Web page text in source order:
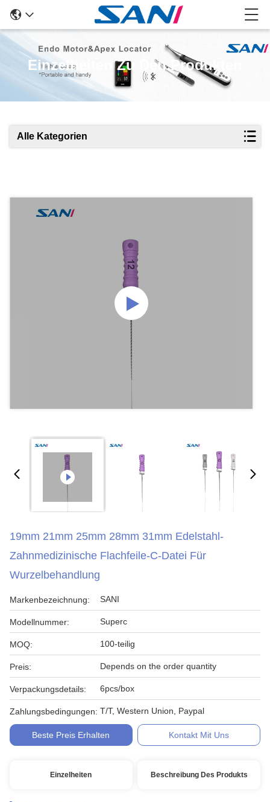
Einzelheiten Zu Den Produkten
Alle Kategorien
19mm 21mm 25mm 28mm 31mm Edelstahl-
Zahnmedizinische Flachfeile-C-Datei Für
Wurzelbehandlung
Markenbezeichnung: SANI
Modellnummer: Superc
MOQ: 100-teilig
Preis: Depends on the order quantity
Verpackungsdetails: 6pcs/box
Zahlungsbedingungen: T/T, Western Union, Paypal
Beste Preis Erhalten Kontakt Mit Uns
Einzelheiten Beschreibung Des Produkts